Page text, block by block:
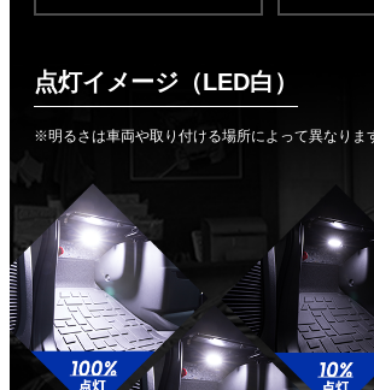
点灯イメージ（LED白）
※明るさは車両や取り付ける場所によって異なりま